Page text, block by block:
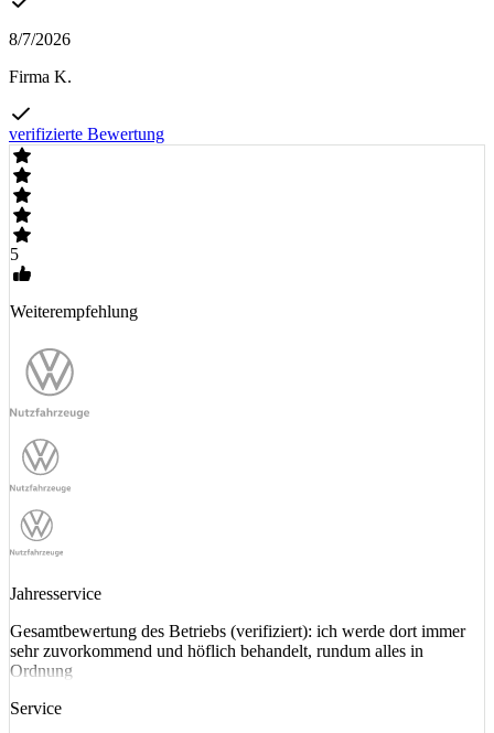
8/7/2026
Firma K.
verifizierte Bewertung
5
Weiterempfehlung
Jahresservice
Gesamtbewertung des Betriebs (verifiziert): ich werde dort immer
sehr zuvorkommend und höflich behandelt, rundum alles in
Ordnung
Service